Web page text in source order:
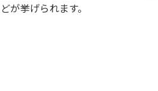
どが挙げられます。